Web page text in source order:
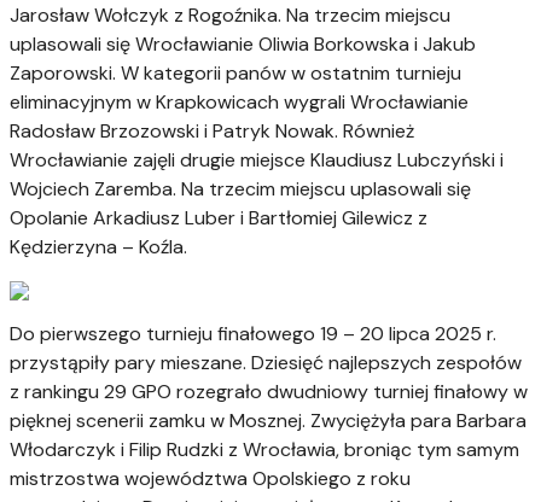
Jarosław Wołczyk z Rogoźnika. Na trzecim miejscu
uplasowali się Wrocławianie Oliwia Borkowska i Jakub
Zaporowski. W kategorii panów w ostatnim turnieju
eliminacyjnym w Krapkowicach wygrali Wrocławianie
Radosław Brzozowski i Patryk Nowak. Również
Wrocławianie zajęli drugie miejsce Klaudiusz Lubczyński i
Wojciech Zaremba. Na trzecim miejscu uplasowali się
Opolanie Arkadiusz Luber i Bartłomiej Gilewicz z
Kędzierzyna – Koźla.
Do pierwszego turnieju finałowego 19 – 20 lipca 2025 r.
przystąpiły pary mieszane. Dziesięć najlepszych zespołów
z rankingu 29 GPO rozegrało dwudniowy turniej finałowy w
pięknej scenerii zamku w Mosznej. Zwyciężyła para Barbara
Włodarczyk i Filip Rudzki z Wrocławia, broniąc tym samym
mistrzostwa województwa Opolskiego z roku